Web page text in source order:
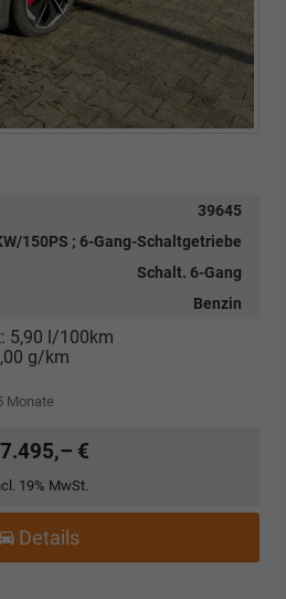
39645
150PS ; 6-Gang-Schaltgetriebe
Schalt. 6-Gang
Benzin
5,90 l/100km
g/km
Monate
€
19% MwSt.
Details
drucken